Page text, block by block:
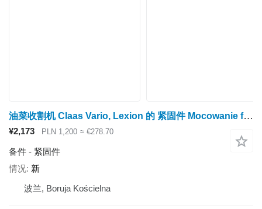
油菜收割机 Claas Vario, Lexion 的 紧固件 Mocowanie fartucha, Heder
¥2,173 PLN 1,200 ≈ €278.70
备件 - 紧固件
情况 新
波兰, Boruja Kościelna